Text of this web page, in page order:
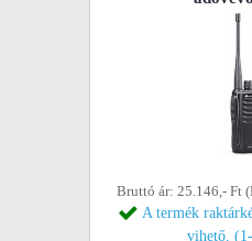
Bruttó ár: 25.146,- Ft
A termék
vihető.